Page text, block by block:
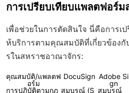
การเปรียบเทียบแพลตฟอร์ม
เพื่อช่วยในการตัดสินใจ นี่คือการเ
ห้บริการตามคุณสมบัติที่เกี่ยวข้องกับ
รในสหราชอาณาจักร:
คุณสมบัติ/แพลตฟ
อร์ม
DocuSign Adobe Si
gn
การปฏิบัติตามกฎ สมบูรณ์ (S สมบูรณ์